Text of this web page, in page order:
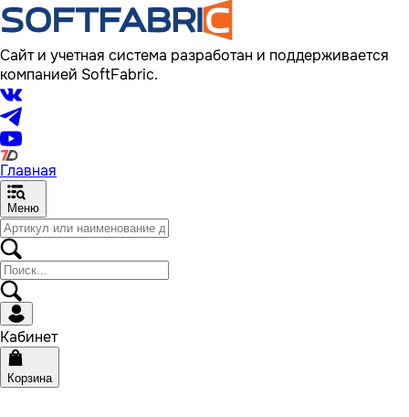
Сайт и учетная система разработан и поддерживается
компанией SoftFabric.
Главная
Меню
Кабинет
Корзина